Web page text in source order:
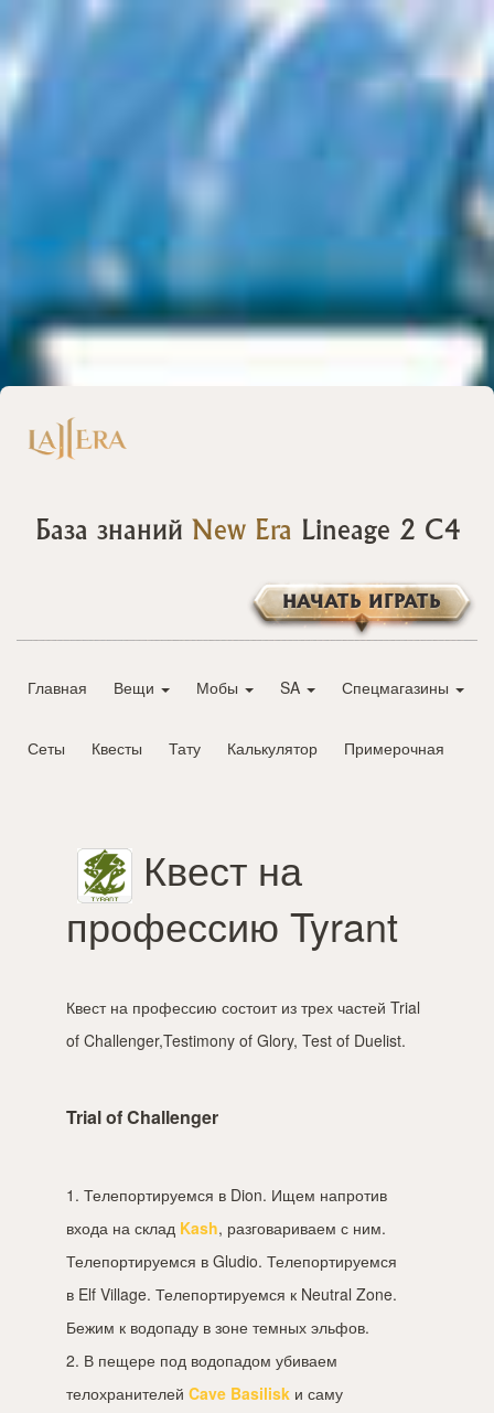
База знаний New Era Lineage 2 C4
НАЧАТЬ ИГРАТЬ
Главная Вещи Мобы SA Спецмагазины
Сеты Квесты Тату Калькулятор Примерочная
Квест на
профессию Tyrant
Квест на профессию состоит из трех частей Trial
of Challenger,Testimony of Glory, Test of Duelist.
Trial of Challenger
1. Телепортируемся в Dion. Ищем напротив
входа на склад Kash, разговариваем с ним.
Телепортируемся в Gludio. Телепортируемся
в Elf Village. Телепортируемся к Neutral Zone.
Бежим к водопаду в зоне темных эльфов.
2. В пещере под водопадом убиваем
телохранителей Cave Basilisk и саму